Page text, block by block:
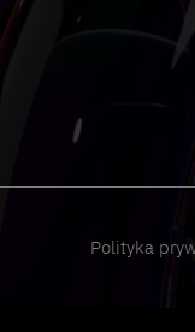
Polityka